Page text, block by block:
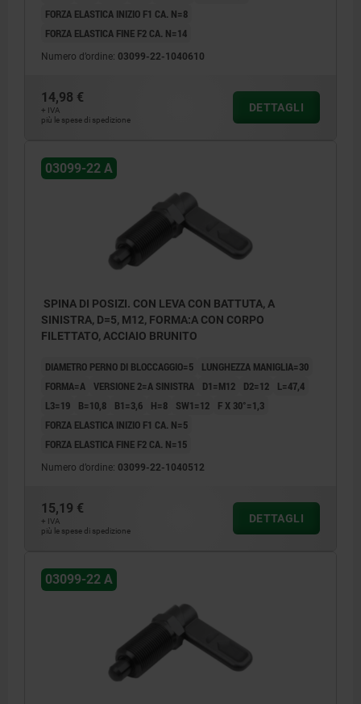
FORZA ELASTICA INIZIO F1 CA. N=8
FORZA ELASTICA FINE F2 CA. N=14
Numero d’ordine: 03099-22-1040610
14,98 €
+ IVA
più le spese di spedizione
DETTAGLI
03099-22 A
SPINA DI POSIZI. CON LEVA CON BATTUTA, A
SINISTRA, D=5, M12, FORMA:A CON CORPO
FILETTATO, ACCIAIO BRUNITO
DIAMETRO PERNO DI BLOCCAGGIO=5
LUNGHEZZA MANIGLIA=30
FORMA=A VERSIONE 2=A SINISTRA D1=M12 D2=12
L=47,4
L3=19
B=10,8 B1=3,6 H=8 SW1=12
F X 30°=1,3
FORZA ELASTICA INIZIO F1 CA. N=5
FORZA ELASTICA FINE F2 CA. N=15
Numero d’ordine: 03099-22-1040512
15,19 €
+ IVA
più le spese di spedizione
DETTAGLI
03099-22 A